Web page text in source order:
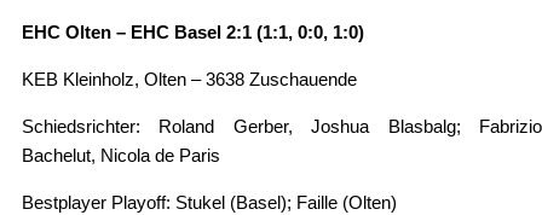
EHC Olten – EHC Basel 2:1 (1:1, 0:0, 1:0)
KEB Kleinholz, Olten – 3638 Zuschauende
Schiedsrichter: Roland Gerber, Joshua Blasbalg; Fabrizio
Bachelut, Nicola de Paris
Bestplayer Playoff: Stukel (Basel); Faille (Olten)